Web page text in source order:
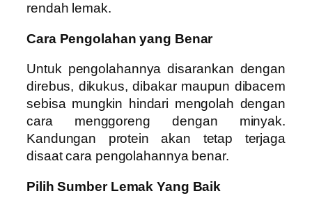
rendah lemak.
Cara Pengolahan yang Benar
Untuk pengolahannya disarankan dengan
direbus, dikukus, dibakar maupun dibacem
sebisa mungkin hindari mengolah dengan
cara menggoreng dengan minyak.
Kandungan protein akan tetap terjaga
disaat cara pengolahannya benar.
Pilih Sumber Lemak Yang Baik